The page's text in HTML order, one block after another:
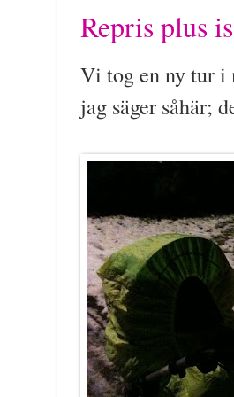
Repris plus is
Vi tog en ny tur i
jag säger såhär;